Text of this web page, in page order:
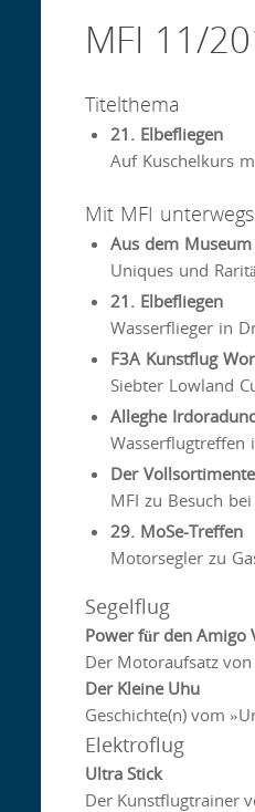
MFI 11/
Titelthema
21. Elbefliegen
Auf Kuschelkurs
Mit MFI unterwegs
Aus dem Museum
Uniques und
21. Elbefliegen
Wasserflieger in
F3A Kunstflug
Siebter Lowland
Alleghe
Wasserflugtreffen
Der
MFI zu Besuch bei
29. MoSe-Treffen
Motorsegler zu
Segelflug
Power für den Amigo
Der Motoraufsatz
Der Kleine Uhu
Geschichte(n) vom
Elektroflug
Ultra Stick
Der Kunstflugtrainer